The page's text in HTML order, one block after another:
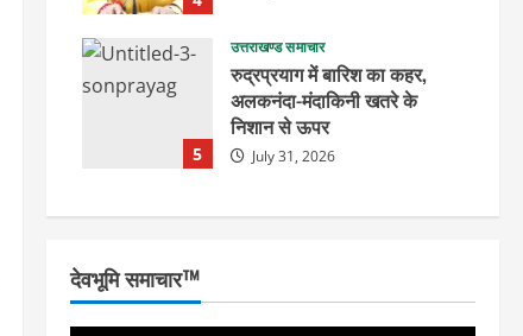
5
उत्तराखण्ड समाचार
रुद्रप्रयाग में बारिश का कहर,
अलकनंदा-मंदाकिनी खतरे के
निशान से ऊपर
July 31, 2026
देवभूमि समाचार™